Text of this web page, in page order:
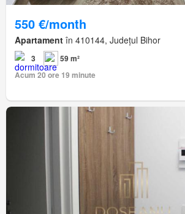
550 €/month
Apartament în 410144, Județul Bihor
3
59 m²
Acum 20 ore 19 minute